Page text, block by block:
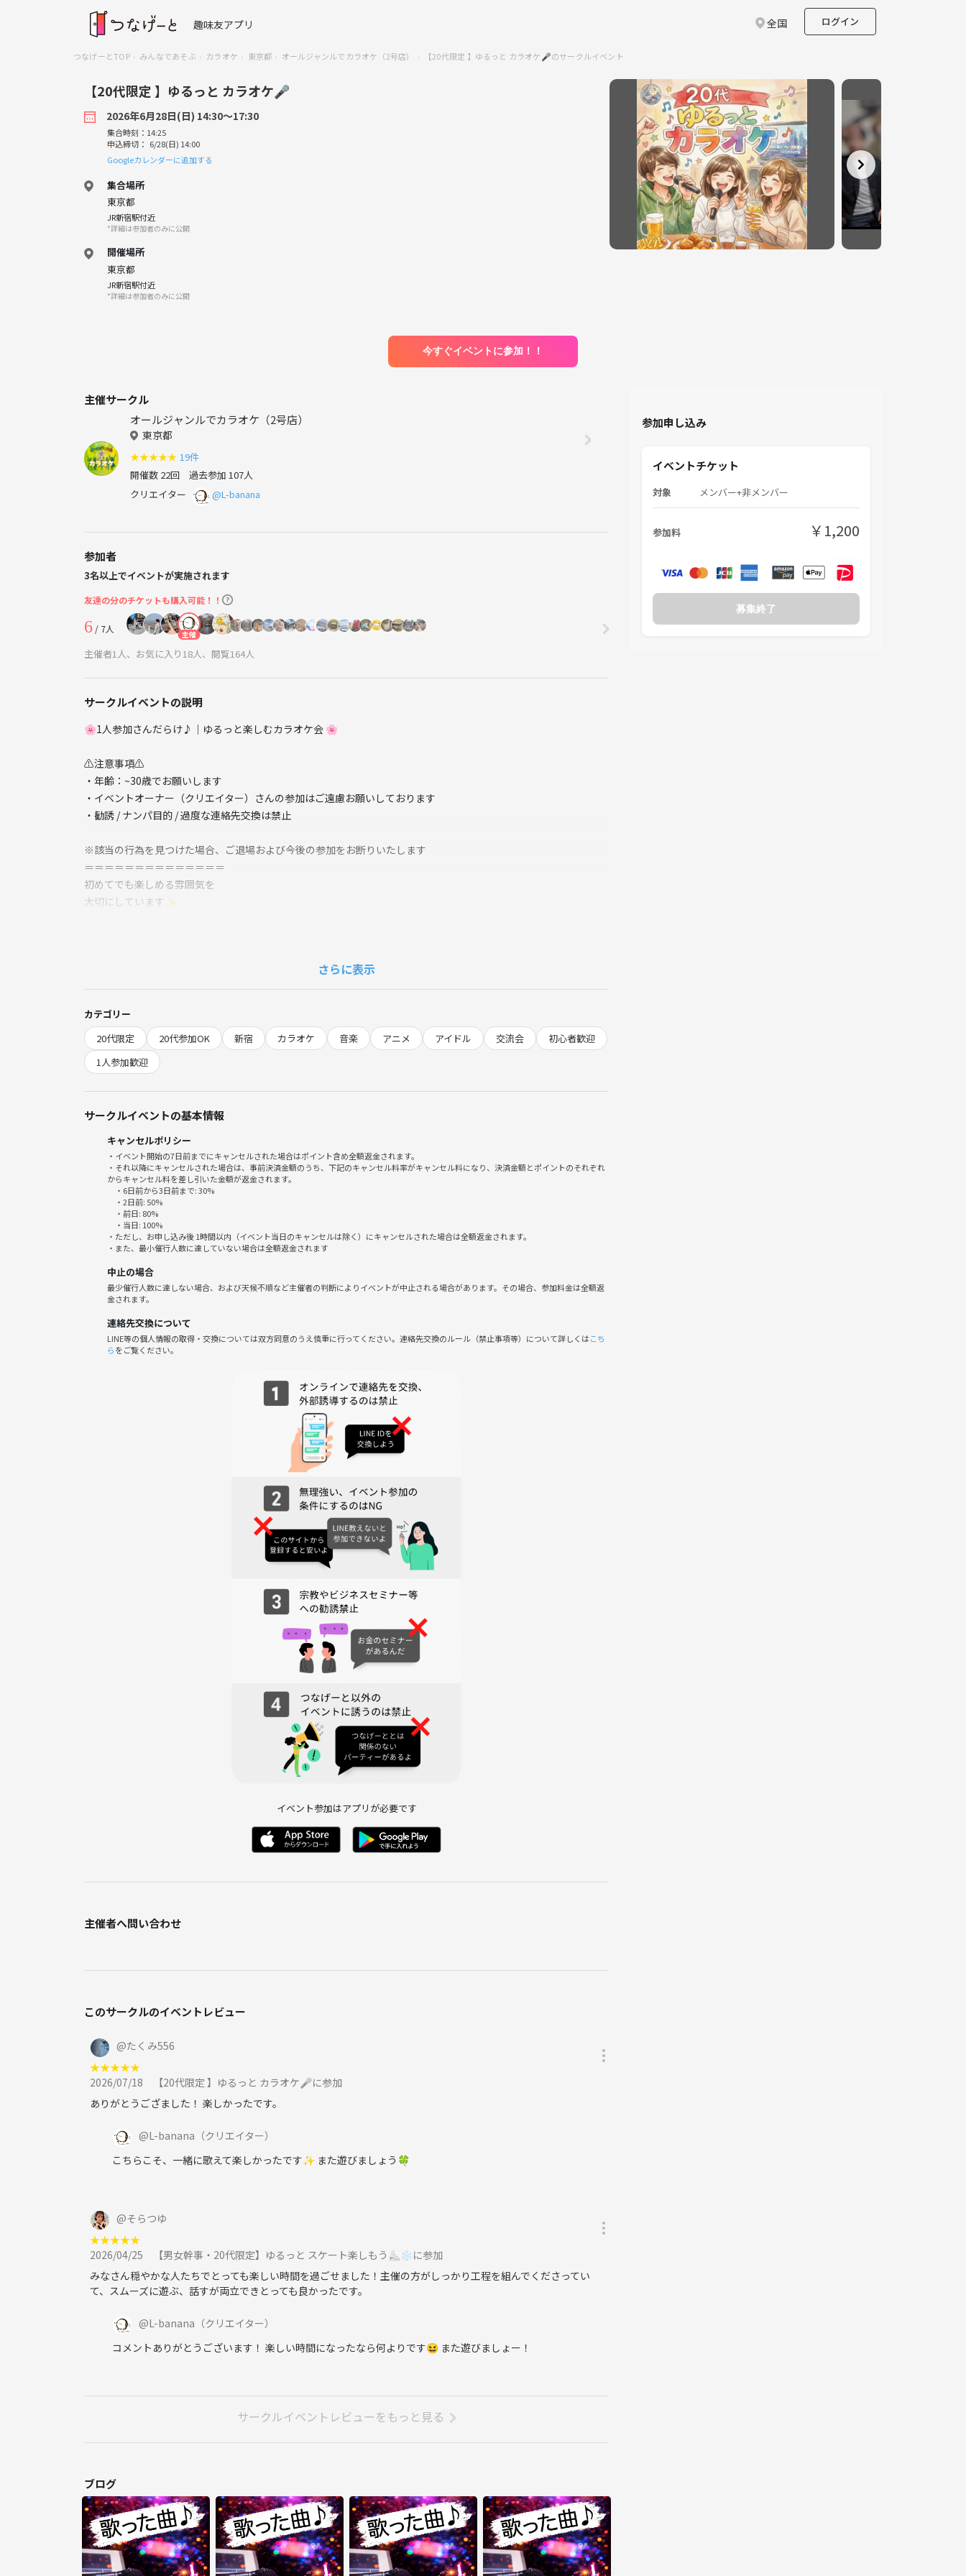
趣味友アプリ 全国 ログイン
つなげーとTOP みんなであそぶ カラオケ 東京都 オールジャンルでカラオケ（2号店） 【20代限定 】ゆるっと カラオケ🎤のサークルイベント
【20代限定 】ゆるっと カラオケ🎤
2026年6月28日(日) 14:30〜17:30
集合時刻：14:25
申込締切： 6/28(日) 14:00
Googleカレンダーに追加する
集合場所
東京都
JR新宿駅付近
*詳細は参加者のみに公開
開催場所
東京都
JR新宿駅付近
*詳細は参加者のみに公開
今すぐイベントに参加！！
主催サークル
オールジャンルでカラオケ（2号店）
東京都
★★★★★ 19件
開催数 22回 過去参加 107人
クリエイター
@L-banana
参加者
3名以上でイベントが実施されます
友達の分のチケットも購入可能！！
6 / 7人 主催
主催者1人、お気に入り18人、閲覧164人
サークルイベントの説明
🌸1人参加さんだらけ♪｜ゆるっと楽しむカラオケ会 🌸
⚠️注意事項⚠️
・年齢：~30歳でお願いします
・イベントオーナー（クリエイター）さんの参加はご遠慮お願いしております
・勧誘 / ナンパ目的 / 過度な連絡先交換は禁止
※該当の行為を見つけた場合、ご退場および今後の参加をお断りいたします
＝＝＝＝＝＝＝＝＝＝＝＝＝＝
初めてでも楽しめる雰囲気を
大切にしています✨
好きな曲を、歌いたいタイミングで
参加人数が9人以上の場合は
2部屋以上での開催なので、
無理なく・たくさん歌えます🎤
📢過去の会で実際に歌われた曲は
サークルのブログに掲載中♪
雰囲気確認におすすめです✨
☆アニメ・邦楽・アイドルなど
ジャンル完全フリー！
「何歌おう…」も大歓迎😊
🌷 こんな方におすすめ 🌷
・カラオケは好きだけど、ガチ勢はちょっと苦手
・楽しく歌いたい
・自然に話せる友達がほしい
－－－－－
■ 内容
⚠️現金でのお支払いをお願いします
不安な点ありましたら、お気兼ねなくメッセージ下さい😊
・ロッキン等のフェスに出てる邦ロック・バンド系が大好物で、ライブハウスの空気感が好き🎤
（=Love、≒JOY、iLife、きゅるりん 、Zipper 、
さらに表示
カテゴリー
20代限定
20代参加OK 新宿 カラオケ 音楽 アニメ アイドル 交流会
初心者歓迎
1人参加歓迎
サークルイベントの基本情報
キャンセルポリシー
・イベント開始の7日前までにキャンセルされた場合はポイント含め全額返金されます。
・それ以降にキャンセルされた場合は、事前決済金額のうち、下記のキャンセル料率がキャンセル料になり、決済金額とポイントのそれぞれ
からキャンセル料を差し引いた金額が返金されます。
・6日前から3日前まで: 30%
・2日前: 50%
・前日: 80%
・当日: 100%
・ただし、お申し込み後 1時間以内（イベント当日のキャンセルは除く）にキャンセルされた場合は全額返金されます。
・また、最小催行人数に達していない場合は全額返金されます
中止の場合
最少催行人数に達しない場合、および天候不順など主催者の判断によりイベントが中止される場合があります。その場合、参加料金は全額返
金されます。
連絡先交換について
LINE等の個人情報の取得・交換については双方同意のうえ慎重に行ってください。連絡先交換のルール（禁止事項等）について詳しくはこち
らをご覧ください。
イベント参加はアプリが必要です
主催者へ問い合わせ
このサークルのイベントレビュー
@たくみ556
★★★★★
2026/07/18
【20代限定 】ゆるっと カラオケ🎤に参加
ありがとうござました！ 楽しかったです。
@L-banana （クリエイター）
こちらこそ、一緒に歌えて楽しかったです✨ また遊びましょう🍀
@そらつゆ
★★★★★
2026/04/25
【男女幹事・20代限定】ゆるっと スケート楽しもう⛸️❄に参加
みなさん穏やかな人たちでとっても楽しい時間を過ごせました！主催の方がしっかり工程を組んでくださってい
て、スムーズに遊ぶ、話すが両立できとっても良かったです。
@L-banana （クリエイター）
コメントありがとうございます！ 楽しい時間になったなら何よりです😆 また遊びましょー！
サークルイベントレビューをもっと見る
ブログ
参加申し込み
イベントチケット
対象 メンバー+非メンバー
参加料 ￥1,200
募集終了